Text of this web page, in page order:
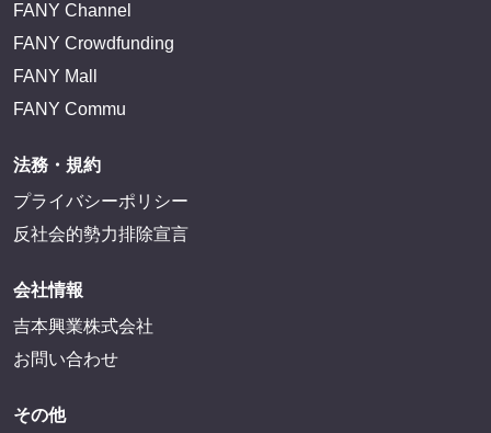
FANY Channel
FANY Crowdfunding
FANY Mall
FANY Commu
法務・規約
プライバシーポリシー
反社会的勢力排除宣言
会社情報
吉本興業株式会社
お問い合わせ
その他